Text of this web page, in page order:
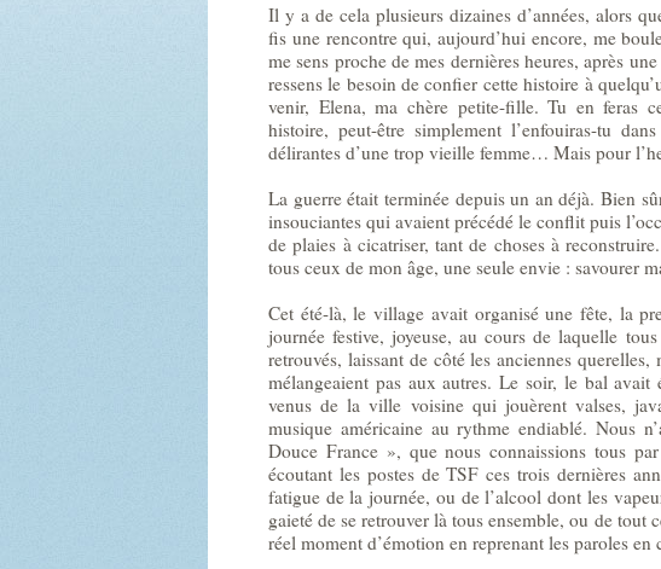
Il y a de cela plusieurs dizaines d’années, alors
fis une rencontre qui, aujourd’hui encore, me
me sens proche de mes dernières heures, après
ressens le besoin de confier cette histoire à
venir, Elena, ma chère petite-fille. Tu en feras
histoire, peut-être simplement l’enfouiras-tu
délirantes d’une trop vieille femme… Mais pour
La guerre était terminée depuis un an déjà. Bien
insouciantes qui avaient précédé le conflit puis
de plaies à cicatriser, tant de choses à
tous ceux de mon âge, une seule envie : savourer
Cet été-là, le village avait organisé une fête, la
journée festive, joyeuse, au cours de laquelle
retrouvés, laissant de côté les anciennes
mélangeaient pas aux autres. Le soir, le bal
venus de la ville voisine qui jouèrent valses,
musique américaine au rythme endiablé. Nous
Douce France », que nous connaissions tous
écoutant les postes de TSF ces trois dernières
fatigue de la journée, ou de l’alcool dont les
gaieté de se retrouver là tous ensemble, ou de tout
réel moment d’émotion en reprenant les paroles